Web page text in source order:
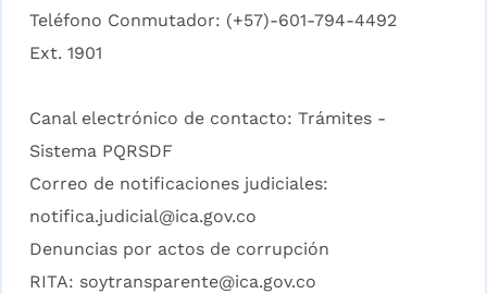
Teléfono Conmutador: (+57)-601-794-4492
Ext. 1901
Canal electrónico de contacto: Trámites -
Sistema PQRSDF
Correo de notificaciones judiciales:
notifica.judicial@ica.gov.co
Denuncias por actos de corrupción
RITA: soytransparente@ica.gov.co